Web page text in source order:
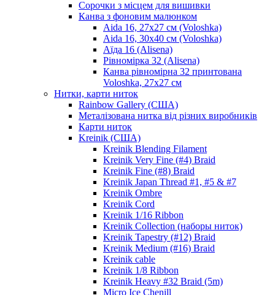
Сорочки з місцем для вишивки
Канва з фоновим малюнком
Aida 16, 27х27 см (Voloshka)
Aida 16, 30х40 см (Voloshka)
Аїда 16 (Alisena)
Рівномірка 32 (Alisena)
Канва рівномірна 32 принтована
Voloshka, 27х27 см
Нитки, карти ниток
Rainbow Gallery (США)
Металізована нитка від різних виробників
Карти ниток
Kreinik (США)
Kreinik Blending Filament
Kreinik Very Fine (#4) Braid
Kreinik Fine (#8) Braid
Kreinik Japan Thread #1, #5 & #7
Kreinik Ombre
Kreinik Cord
Kreinik 1/16 Ribbon
Kreinik Collection (наборы ниток)
Kreinik Tapestry (#12) Braid
Kreinik Medium (#16) Braid
Kreinik cable
Kreinik 1/8 Ribbon
Kreinik Heavy #32 Braid (5m)
Micro Ice Chenill